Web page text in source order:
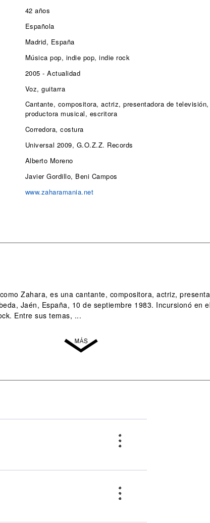
42 años
Española
Madrid, España
Música pop, indie pop, indie rock
2005 - Actualidad
Voz, guitarra
Cantante, compositora, actriz, presentadora de televisión,
productora musical, escritora
Corredora, costura
Universal 2009, G.O.Z.Z. Records
Alberto Moreno
Javier Gordillo, Beni Campos
www.zaharamania.net
Zahara, es una cantante, compositora, actriz,
Jaén, España, 10 de septiembre 1983. Incursionó en
Entre sus temas, ...